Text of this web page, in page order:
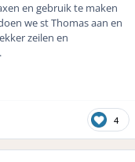
en gebruik te maken
we st Thomas aan en
zeilen en
4